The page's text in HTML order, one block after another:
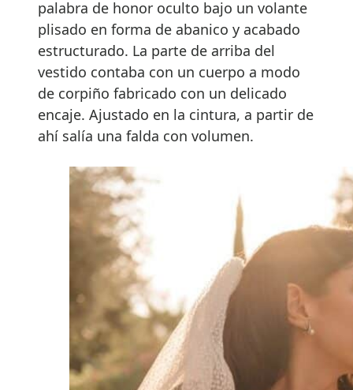
palabra de honor oculto bajo un volante
plisado en forma de abanico y acabado
estructurado. La parte de arriba del
vestido contaba con un cuerpo a modo
de corpiño fabricado con un delicado
encaje. Ajustado en la cintura, a partir de
ahí salía una falda con volumen.